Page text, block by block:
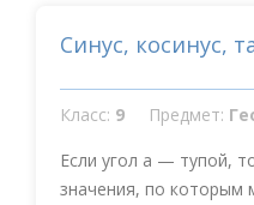
Синус, косинус,
Класс: 9 Предмет:
Если угол a — тупой,
значения, по которым